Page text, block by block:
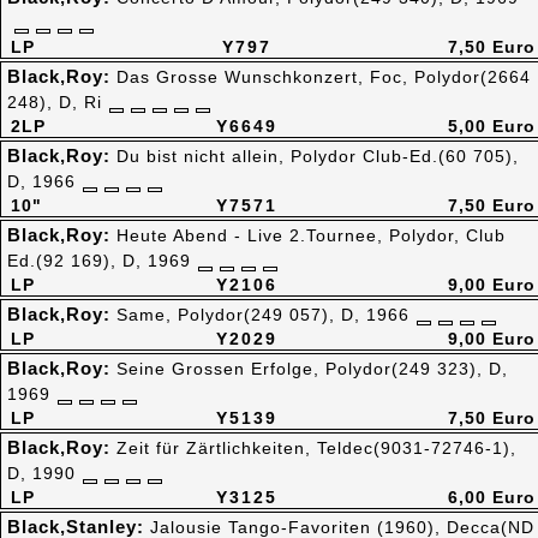
Y797
LP 7,50 Euro
Y6649
2LP
Black,Roy: Das Grosse Wunschkonzert, Foc, Polydor(2664
248), D, Ri
5,00 Euro
Y7571
10"
Black,Roy: Du bist nicht allein, Polydor Club-Ed.(60 705),
D, 1966
7,50 Euro
Y2106
LP
Black,Roy: Heute Abend - Live 2.Tournee, Polydor, Club
Ed.(92 169), D, 1969
9,00 Euro
Y2029
LP
Black,Roy: Same, Polydor(249 057), D, 1966
9,00 Euro
Y5139
LP
Black,Roy: Seine Grossen Erfolge, Polydor(249 323), D,
1969
7,50 Euro
Y3125
LP
Black,Roy: Zeit für Zärtlichkeiten, Teldec(9031-72746-1),
D, 1990
6,00 Euro
Black,Stanley: Jalousie Tango-Favoriten (1960), Decca(ND